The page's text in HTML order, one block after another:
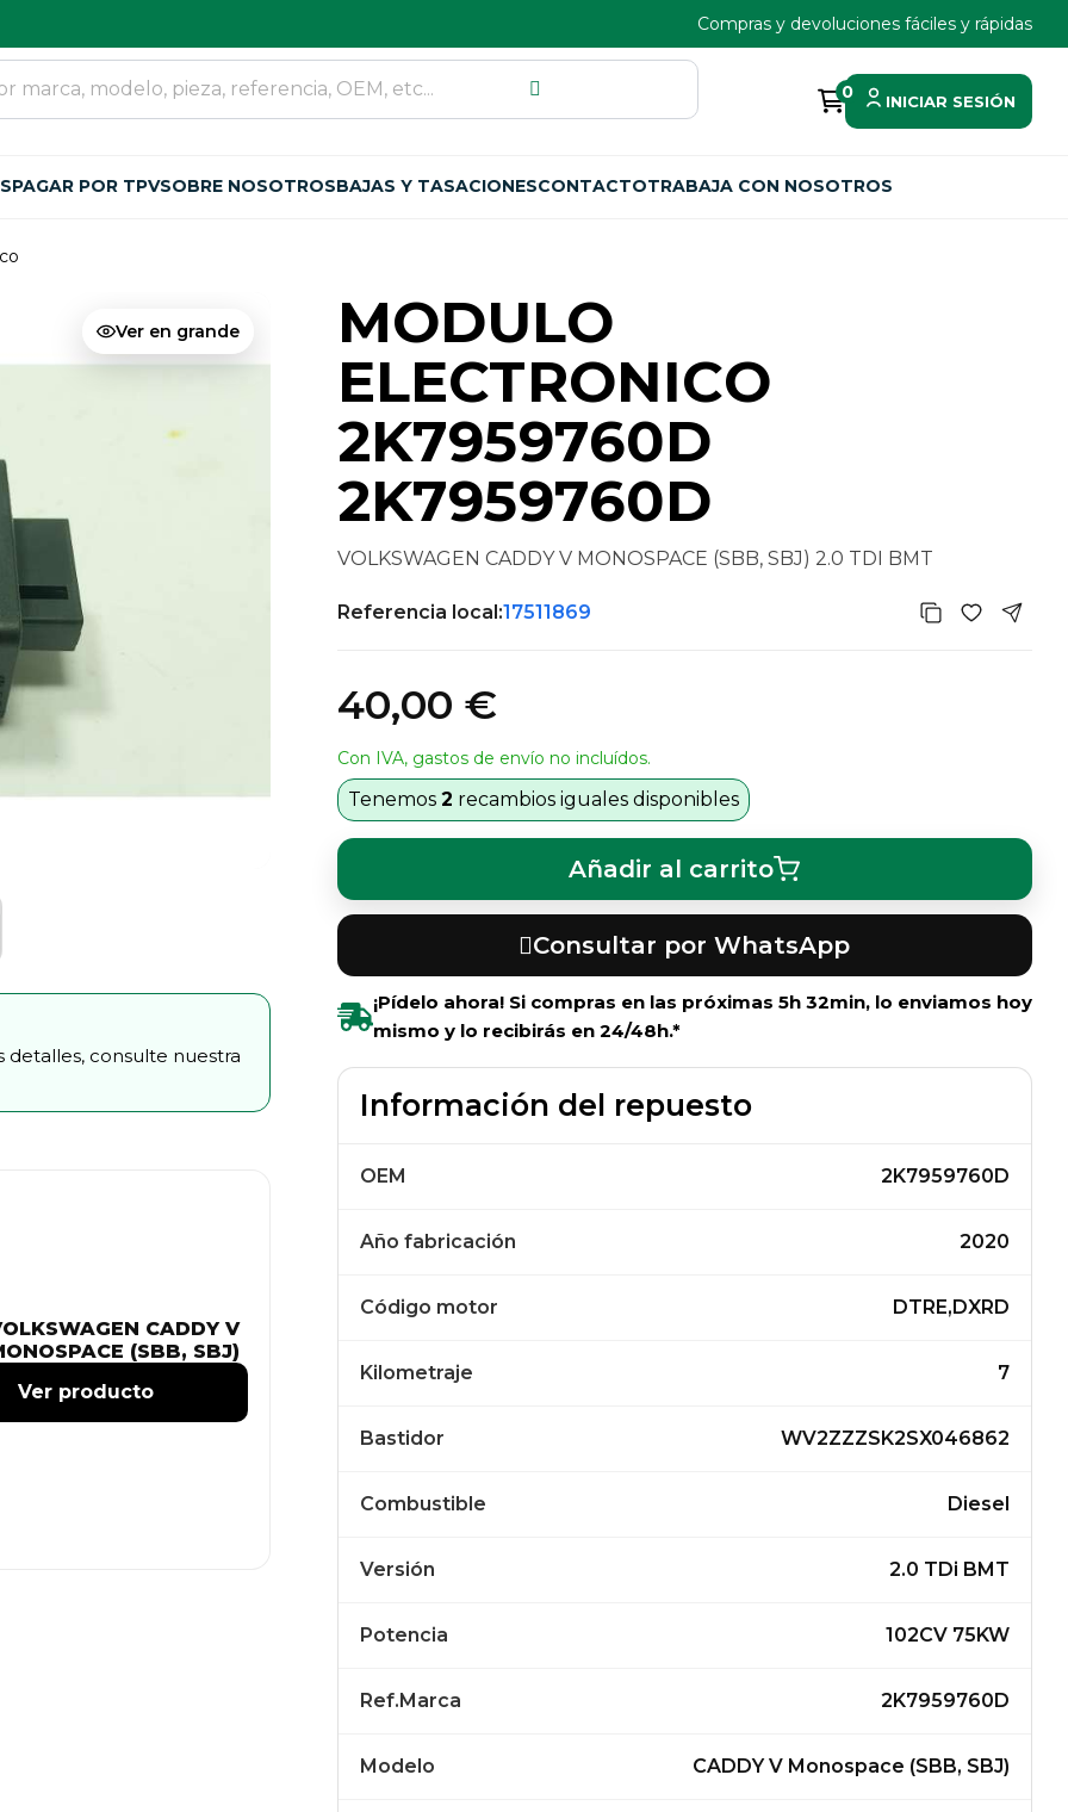
Compras y devoluciones fáciles y rápidas
0 INICIAR SESIÓN
PAGAR POR TPVSOBRE NOSOTROSBAJAS Y TASACIONESCONTACTOTRABAJA CON NOSOTROS
Ver en grande
detalles, consulte nuestra
CADDY V
(SBB, SBJ)
Ver producto
MODULO
ELECTRONICO
2K7959760D
2K7959760D
VOLKSWAGEN CADDY V MONOSPACE (SBB, SBJ) 2.0 TDI BMT
Referencia local:17511869
40,00 €
Con IVA, gastos de envío no incluídos.
Tenemos 2 recambios iguales disponibles
Añadir al carrito
Consultar por WhatsApp
¡Pídelo ahora! Si compras en las próximas 5h 32min, lo enviamos hoy
mismo y lo recibirás en 24/48h.*
Información del repuesto
OEM 2K7959760D
Año fabricación 2020
Código motor DTRE,DXRD
Kilometraje 7
Bastidor WV2ZZZSK2SX046862
Combustible Diesel
Versión 2.0 TDi BMT
Potencia 102CV 75KW
Ref.Marca 2K7959760D
Modelo CADDY V Monospace (SBB, SBJ)